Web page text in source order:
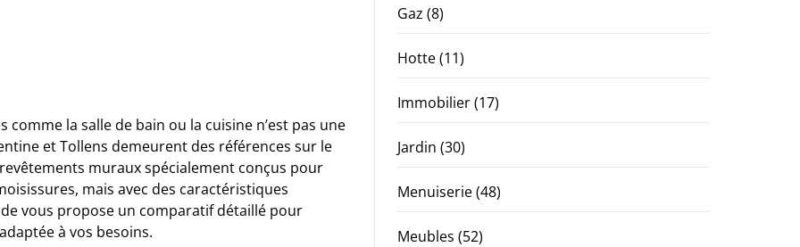
la salle de bain ou la cuisine n’est pas une
et Tollens demeurent des références sur le
muraux spécialement conçus pour
mais avec des caractéristiques
vous propose un comparatif détaillé pour
à vos besoins.
Gaz (8)
Hotte(11)
Immobilier(17)
Jardin (30)
Menuiserie(48)
Meubles (52)